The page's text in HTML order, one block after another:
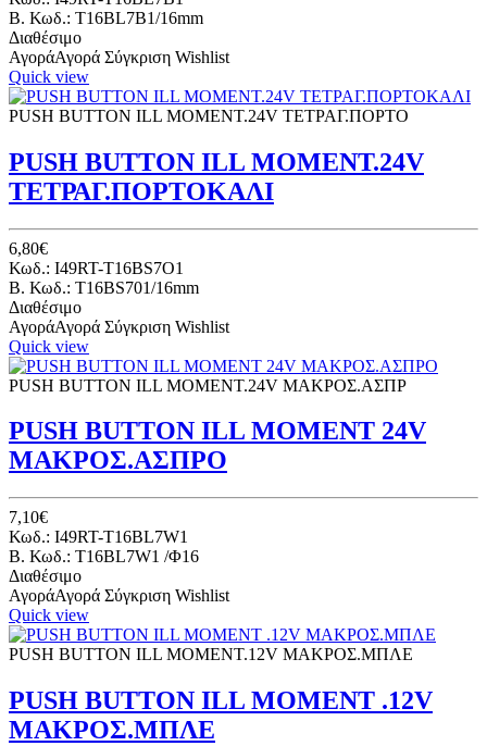
B. Κωδ.: T16BL7B1/16mm
Διαθέσιμο
ΑγοράΑγορά Σύγκριση Wishlist
Quick view
PUSH BUTTON ILL ΜΟΜΕΝΤ.24V ΤΕΤΡΑΓ.ΠΟΡΤΟ
PUSH BUTTON ILL MOMENT.24V
ΤΕΤΡΑΓ.ΠΟΡΤΟΚΑΛΙ
6,80€
Κωδ.: I49RT-T16BS7O1
B. Κωδ.: T16BS701/16mm
Διαθέσιμο
ΑγοράΑγορά Σύγκριση Wishlist
Quick view
PUSH BUTTON ILL ΜΟΜΕΝΤ.24V ΜΑΚΡΟΣ.ΑΣΠΡ
PUSH BUTTON ILL ΜΟΜΕΝΤ 24V
ΜΑΚΡΟΣ.ΑΣΠΡΟ
7,10€
Κωδ.: I49RT-T16BL7W1
B. Κωδ.: T16BL7W1 /Φ16
Διαθέσιμο
ΑγοράΑγορά Σύγκριση Wishlist
Quick view
PUSH BUTTON ILL ΜΟΜΕΝΤ.12V ΜΑΚΡΟΣ.ΜΠΛΕ
PUSH BUTTON ILL ΜΟΜΕΝΤ .12V
ΜΑΚΡΟΣ.ΜΠΛΕ